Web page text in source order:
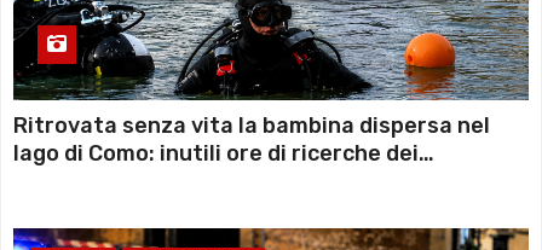
Ritrovata senza vita la bambina dispersa nel
lago di Como: inutili ore di ricerche dei